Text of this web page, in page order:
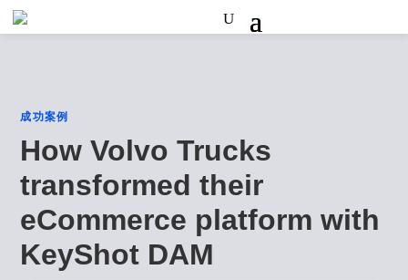
成功案例
How Volvo Trucks
transformed their
eCommerce platform with
KeyShot DAM